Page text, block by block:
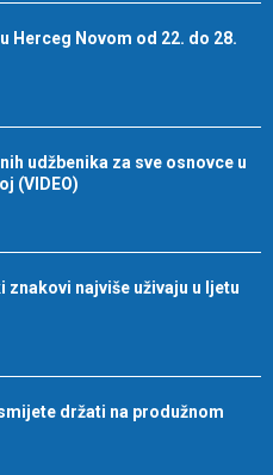
Herceg Novom od 22. do 28.
udžbenika za sve osnovce u
(VIDEO)
znakovi najviše uživaju u ljetu
držati na produžnom